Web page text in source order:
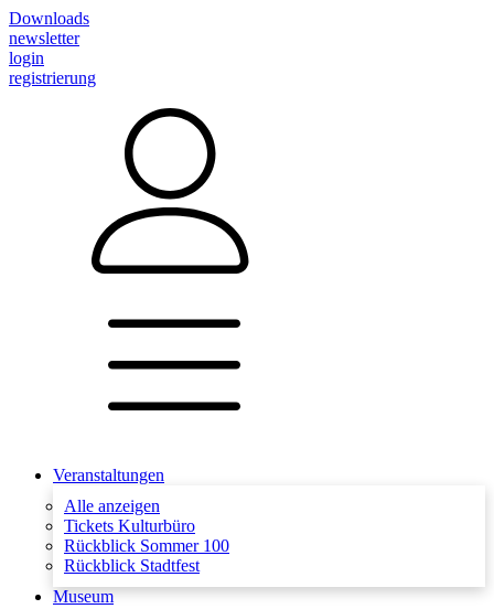
Downloads
newsletter
login
registrierung
Veranstaltungen
Alle anzeigen
Tickets Kulturbüro
Rückblick Sommer 100
Rückblick Stadtfest
Museum